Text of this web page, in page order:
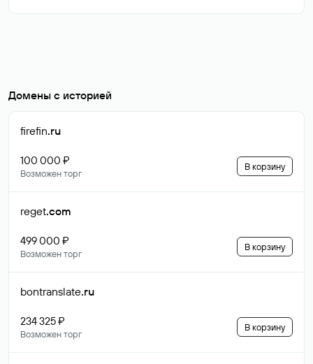
Домены с историей
firefin.ru
100 000 ₽
Возможен торг
В корзину
reget.com
499 000 ₽
Возможен торг
В корзину
bontranslate.ru
234 325 ₽
Возможен торг
В корзину